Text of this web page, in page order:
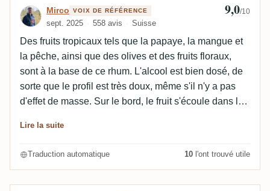
même si j'aime leur goût fruité, est que leurs finales
sèches et amères ne me conviennent pas, et ce fut
malheureusement un autre exemple de cela. Une
autre chose qui a fait baisser la note pour moi est que
le profil estérien et fermenté a dominé le profil gustatif
trop à mon goût.
Avis de Mirco
Mirco VOIX DE RÉFÉRENCE
sept. 2025 558 avis Suisse
9,0/10
Des fruits tropicaux tels que la papaye, la mangue et
la pêche, ainsi que des olives et des fruits floraux,
sont à la base de ce rhum. L'alcool est bien dosé, de
sorte que le profil est très doux, même s'il n'y a pas
d'effet de masse. Sur le bord, le fruit s'écoule dans le
d'épices et d'une légère note d'orange. La finale est
touche subtile de cuivre et d'olives.
Lire la suite
Traduction automatique 10 l'ont trouvé utile